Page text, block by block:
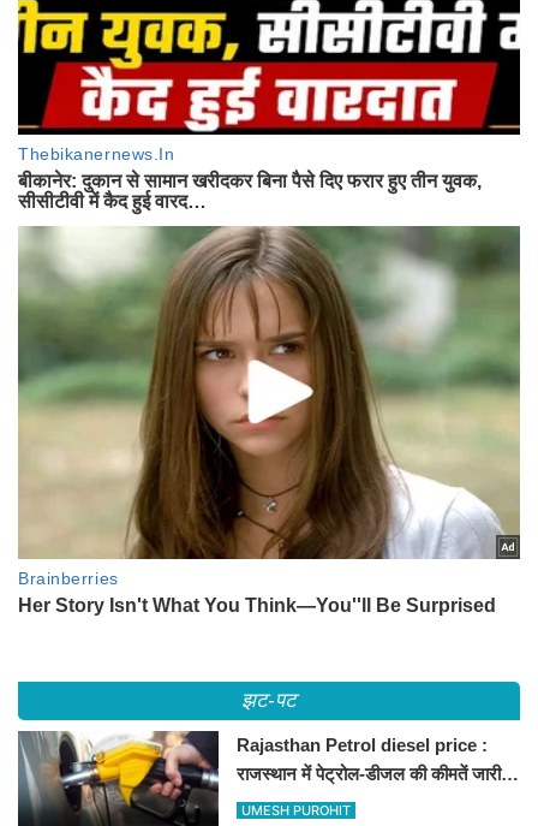
झट-पट
Rajasthan Petrol diesel price :
राजस्थान में पेट्रोल-डीजल की कीमतें जारी,
जानिए बीकानेर समेत पुरे प्रदेश में नए रेट
UMESH PUROHIT